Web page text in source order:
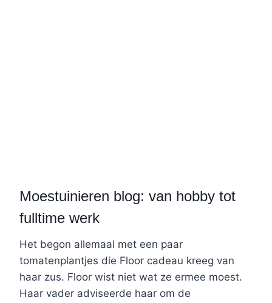
Moestuinieren blog: van hobby tot
fulltime werk
Het begon allemaal met een paar
tomatenplantjes die Floor cadeau kreeg van
haar zus. Floor wist niet wat ze ermee moest.
Haar vader adviseerde haar om de